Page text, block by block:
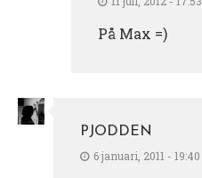
På Max =)
PJODDEN
6 januari, 2011 - 19:40